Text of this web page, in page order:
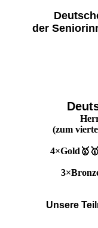
der
(zum
Unsere